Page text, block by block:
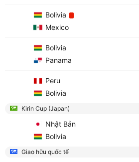
Bolivia
Mexico
Bolivia
Panama
Peru
Bolivia
Kirin Cup (Japan)
Nhật Bản
Bolivia
Giao hữu quốc tế